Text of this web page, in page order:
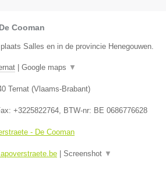
Cooman
Salles en in de provincie Henegouwen.
| Google maps ▼
Ternat (Vlaams-Brabant)
+3225822764 , BTW-nr: BE 0686776628
- De Cooman
| Screenshot ▼